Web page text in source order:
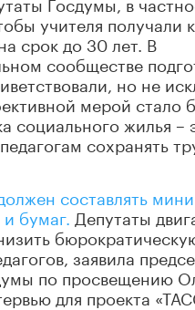
учителя получали
срок до 30 лет. В
сообществе
но не
мерой стало
социального жилья –
сохранять
составлять
бумаг. Депутаты
заявила
по просвещению
для проекта